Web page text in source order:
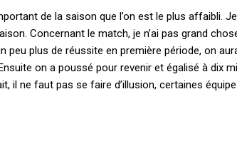
de la saison que l’on est le plus affaibli.
Concernant le match, je n’ai pas grand
peu plus de réussite en première période, on
on a poussé pour revenir et égalisé à
il ne faut pas se faire d’illusion, certaines